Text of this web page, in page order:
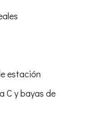
estación
C y bayas de